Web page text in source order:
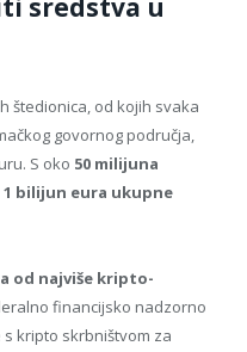
sredstva u
štedionica, od kojih svaka
govornog područja,
S oko 50 milijuna
1 bilijun eura ukupne
od najviše kripto-
financijsko nadzorno
kripto skrbništvom za